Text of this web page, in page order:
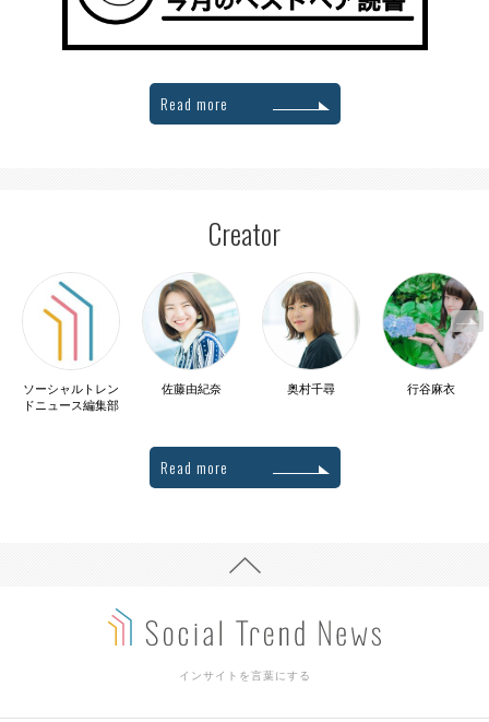
Read more
Creator
ソーシャルトレン
ドニュース編集部
佐藤由紀奈 奥村千尋 行谷麻衣
Read more
インサイトを言葉にする